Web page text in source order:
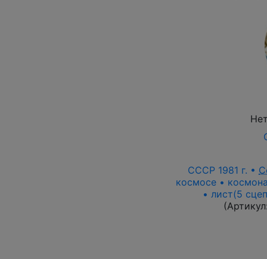
СССР 1981 г. •
космосе •
• лист(5